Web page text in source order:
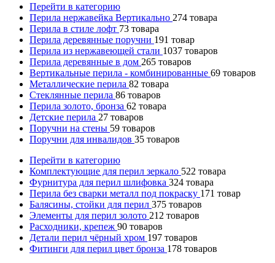
Перейти в категорию
Перила нержавейка Вертикально 274 товара
Перила в стиле лофт 73 товара
Перила деревянные поручни 191 товар
Перила из нержавеющей стали 1037 товаров
Перила деревянные в дом 265 товаров
Вертикальные перила - комбинированные 69 товаров
Металлические перила 82 товара
Стеклянные перила 86 товаров
Перила золото, бронза 62 товара
Детские перила 27 товаров
Поручни на стены 59 товаров
Поручни для инвалидов 35 товаров
Перейти в категорию
Комплектующие для перил зеркало 522 товара
Фурнитура для перил шлифовка 324 товара
Перила без сварки металл под покраску 171 товар
Балясины, стойки для перил 375 товаров
Элементы для перил золото 212 товаров
Расходники, крепеж 90 товаров
Детали перил чёрный хром 197 товаров
Фитинги для перил цвет бронза 178 товаров